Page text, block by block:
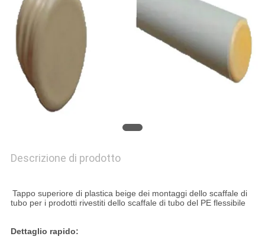
Descrizione di prodotto
Tappo superiore di plastica beige dei montaggi dello scaffale di
tubo per i prodotti rivestiti dello scaffale di tubo del PE flessibile
Dettaglio rapido: